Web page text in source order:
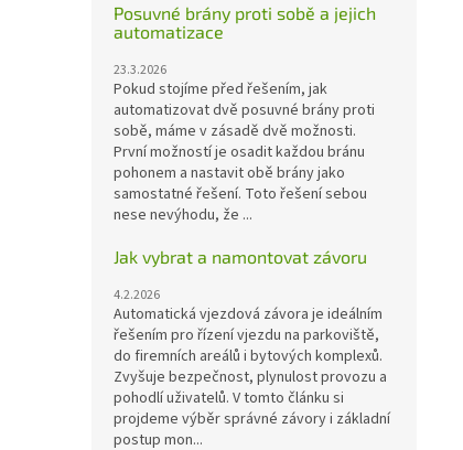
Posuvné brány proti sobě a jejich
automatizace
23.3.2026
Pokud stojíme před řešením, jak
automatizovat dvě posuvné brány proti
sobě, máme v zásadě dvě možnosti.
První možností je osadit každou bránu
pohonem a nastavit obě brány jako
samostatné řešení. Toto řešení sebou
nese nevýhodu, že ...
Jak vybrat a namontovat závoru
4.2.2026
Automatická vjezdová závora je ideálním
řešením pro řízení vjezdu na parkoviště,
do firemních areálů i bytových komplexů.
Zvyšuje bezpečnost, plynulost provozu a
pohodlí uživatelů. V tomto článku si
projdeme výběr správné závory i základní
postup mon...